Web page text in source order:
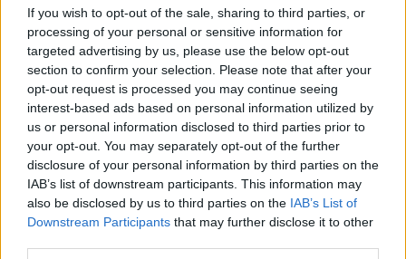
If you wish to opt-out of the sale, sharing to third parties, or
processing of your personal or sensitive information for
targeted advertising by us, please use the below opt-out
section to confirm your selection. Please note that after your
opt-out request is processed you may continue seeing
interest-based ads based on personal information utilized by
us or personal information disclosed to third parties prior to
your opt-out. You may separately opt-out of the further
disclosure of your personal information by third parties on the
IAB’s list of downstream participants. This information may
also be disclosed by us to third parties on the IAB’s List of
Downstream Participants that may further disclose it to other
qaja”/ Fatma Haxhialiu
ndan momentin sfidues të
shtatzënisë
yllit të “Friends”, mjeku
pranon fajin
Bregu: Bashkëpunimi nuk
është zgjedhje, por
Indeksimi i pensioneve/
Sa rriten pagat në qytet